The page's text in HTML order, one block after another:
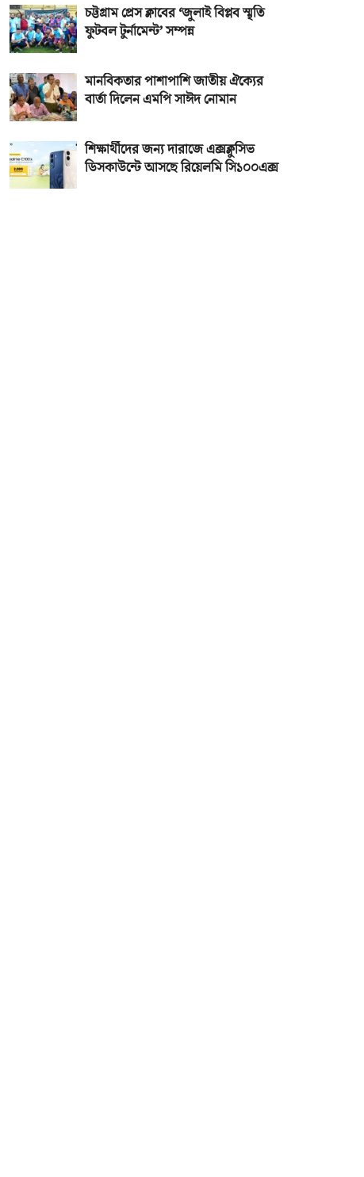
চট্টগ্রাম প্রেস ক্লাবের ‘জুলাই বিপ্লব স্মৃতি
ফুটবল টুর্নামেন্ট’ সম্পন্ন
মানবিকতার পাশাপাশি জাতীয় ঐক্যের
বার্তা দিলেন এমপি সাঈদ নোমান
শিক্ষার্থীদের জন্য দারাজে এক্সক্লুসিভ
ডিসকাউন্টে আসছে রিয়েলমি সি১০০এক্স